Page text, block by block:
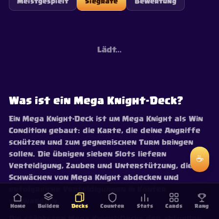
Meistgespielt Siegrate Bewertung
Lädt…
Was ist ein Mega Knight-Deck?
Ein Mega Knight-Deck ist um Mega Knight als Win
Condition gebaut: die Karte, die deine Angriffe
schützen und zum gegnerischen Turm bringen
sollen. Die übrigen sieben Slots liefern
Verteidigung, Zauber und Unterstützung, die die
Schwächen von Mega Knight abdecken und
verwandeln.
Home Builder Decks Counter Stats Cards Rang
☕